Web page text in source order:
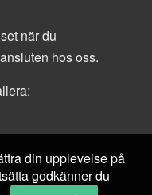
när du
hos oss.
din upplevelse på
godkänner du